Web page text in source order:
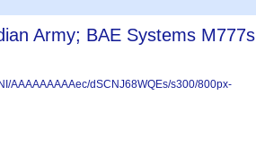
Army; BAE Systems M777s